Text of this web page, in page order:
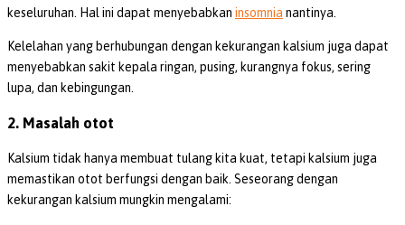
keseluruhan. Hal ini dapat menyebabkan insomnia nantinya.
Kelelahan yang berhubungan dengan kekurangan kalsium juga dapat
menyebabkan sakit kepala ringan, pusing, kurangnya fokus, sering
lupa, dan kebingungan.
2. Masalah otot
Kalsium tidak hanya membuat tulang kita kuat, tetapi kalsium juga
memastikan otot berfungsi dengan baik. Seseorang dengan
kekurangan kalsium mungkin mengalami: